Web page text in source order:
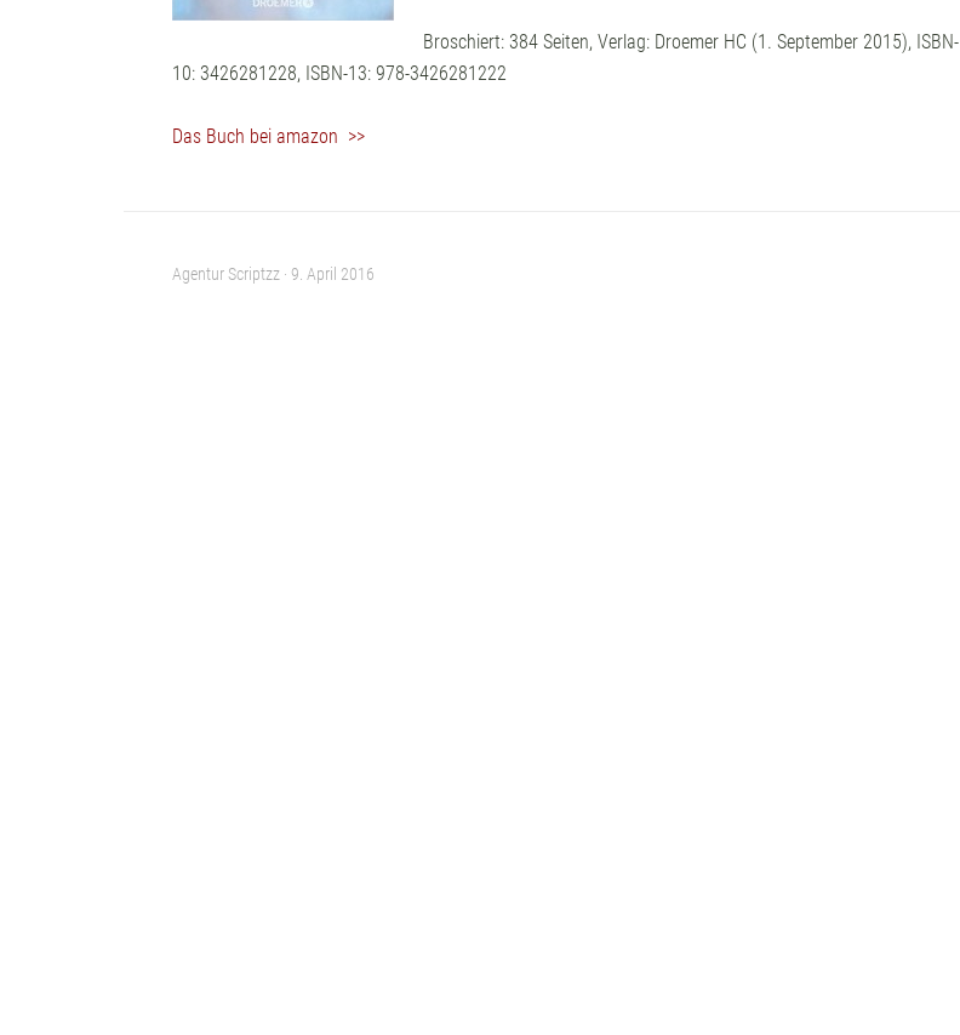
Broschiert: 384 Seiten, Verlag: Droemer HC (1. September 2015), ISBN-
10: 3426281228, ISBN-13: 978-3426281222
Das Buch bei amazon >>
Agentur Scriptzz · 9. April 2016